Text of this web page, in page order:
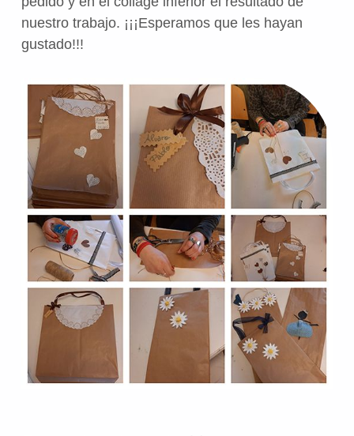
nuestro trabajo. ¡¡¡Esperamos que les hayan
gustado!!!